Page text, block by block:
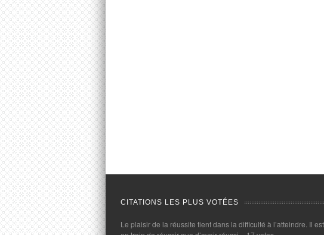
CITATIONS LES PLUS VOTÉES
Le plaisir de la réussite tient dans la difficulté à l’atteindre. Il